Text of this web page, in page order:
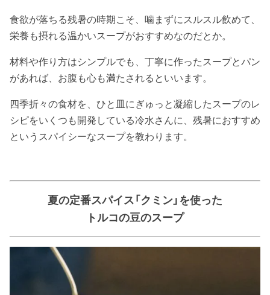
食欲が落ちる残暑の時期こそ、噛まずにスルスル飲めて、
栄養も摂れる温かいスープがおすすめなのだとか。
材料や作り方はシンプルでも、丁寧に作ったスープとパン
があれば、お腹も心も満たされるといいます。
四季折々の食材を、ひと皿にぎゅっと凝縮したスープのレ
シピをいくつも開発している冷水さんに、残暑におすすめ
というスパイシーなスープを教わります。
夏の定番スパイス「クミン」を使った
トルコの豆のスープ